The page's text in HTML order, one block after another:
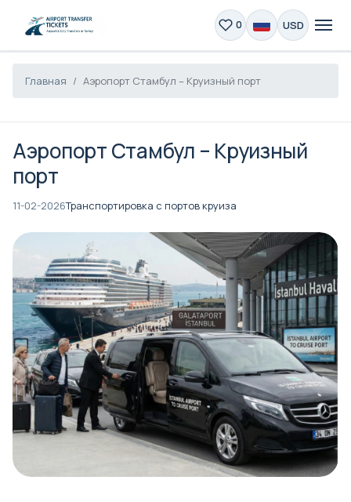
0 USD
Главная Аэропорт Стамбул – Круизный порт
Аэропорт Стамбул – Круизный
порт
11-02-2026Транспортировка с портов круиза